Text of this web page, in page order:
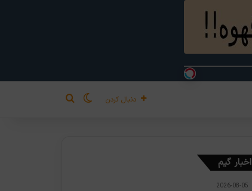
دنبال کردن تغییر پوسته
جستجو برای
اخبار گیم
2026-08-05